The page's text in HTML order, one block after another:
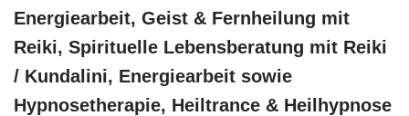
Energiearbeit, Geist & Fernheilung mit
Reiki, Spirituelle Lebensberatung mit Reiki
/ Kundalini, Energiearbeit sowie
Hypnosetherapie, Heiltrance & Heilhypnose